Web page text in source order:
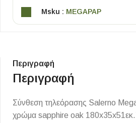
Msku : MEGAPAP
Περιγραφή
Περιγραφή
Σύνθεση τηλεόρασης Salerno
χρώμα sapphire oak